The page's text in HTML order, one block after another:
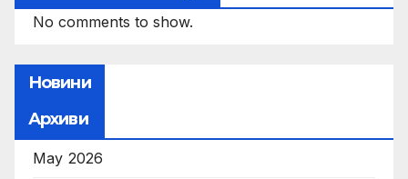
No comments to show.
Новини
Архиви
May 2026